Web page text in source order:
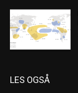
LES OGSÅ